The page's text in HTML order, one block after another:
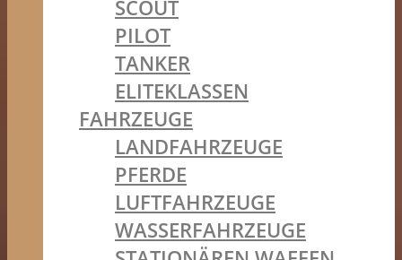
SCOUT
PILOT
TANKER
ELITEKLASSEN
FAHRZEUGE
LANDFAHRZEUGE
PFERDE
LUFTFAHRZEUGE
WASSERFAHRZEUGE